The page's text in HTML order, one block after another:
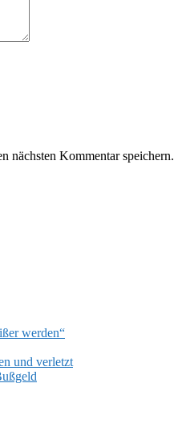
nächsten Kommentar speichern.
werden“
und verletzt